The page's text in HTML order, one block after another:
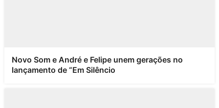
Novo Som e André e Felipe unem gerações no
lançamento de “Em Silêncio